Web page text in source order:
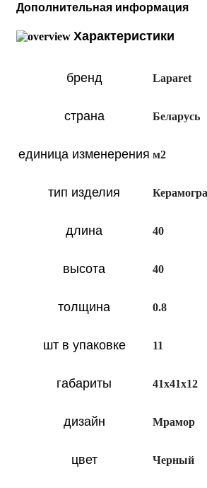
Дополнительная информация
Характеристики
бренд Laparet
страна Беларусь
единица изменерения м2
тип изделия
длина 40
высота 40
толщина 0.8
шт в упаковке 11
габариты 41х41х12
дизайн Мрамор
цвет Черный